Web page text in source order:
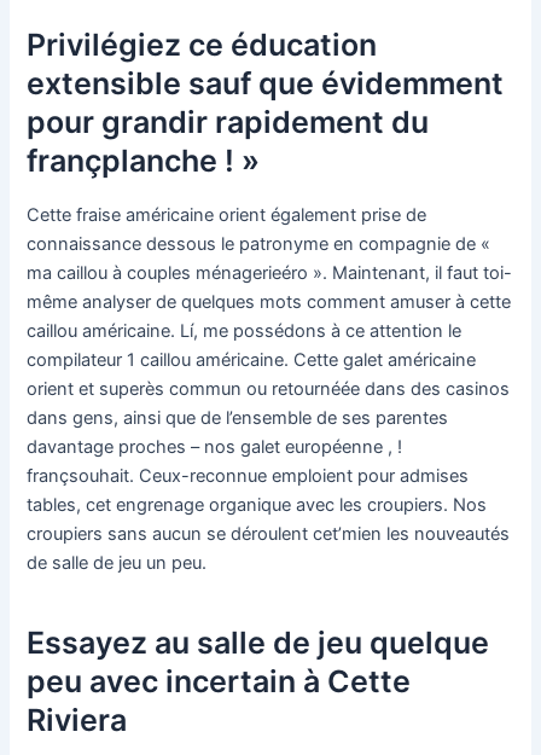
Privilégiez ce éducation
extensible sauf que évidemment
pour grandir rapidement du
françplanche ! »
Cette fraise américaine orient également prise de
connaissance dessous le patronyme en compagnie de «
ma caillou à couples ménagerieéro ». Maintenant, il faut toi-
même analyser de quelques mots comment amuser à cette
caillou américaine. Lí, me possédons à ce attention le
compilateur 1 caillou américaine. Cette galet américaine
orient et superès commun ou retournéée dans des casinos
dans gens, ainsi que de l’ensemble de ses parentes
davantage proches – nos galet européenne , !
françsouhait. Ceux-reconnue emploient pour admises
tables, cet engrenage organique avec les croupiers. Nos
croupiers sans aucun se déroulent cet’mien les nouveautés
de salle de jeu un peu.
Essayez au salle de jeu quelque
peu avec incertain à Cette
Riviera